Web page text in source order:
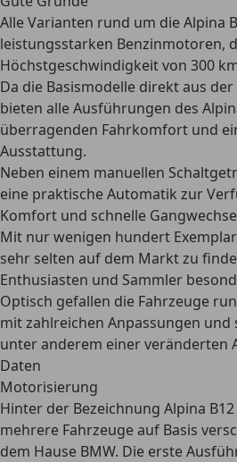
Alle Varianten rund um die Alpina
leistungsstarken Benzinmotoren,
Höchstgeschwindigkeit von 300
Da die Basismodelle direkt aus
bieten alle Ausführungen des
überragenden Fahrkomfort und
Ausstattung.
Neben einem manuellen
eine praktische Automatik zur
Komfort und schnelle
Mit nur wenigen hundert
sehr selten auf dem Markt zu
Enthusiasten und Sammler
Optisch gefallen die Fahrzeuge
mit zahlreichen Anpassungen und
unter anderem einer veränderten
Daten
Motorisierung
Hinter der Bezeichnung Alpina
mehrere Fahrzeuge auf Basis
dem Hause BMW. Die erste